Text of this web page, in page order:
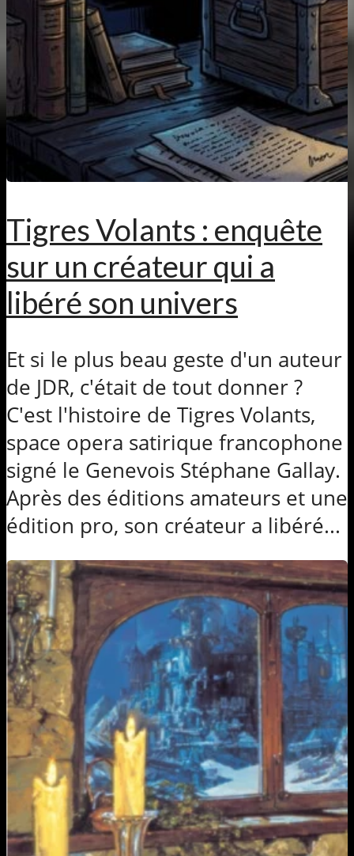
Tigres Volants : enquête
sur un créateur qui a
libéré son univers
Et si le plus beau geste d'un auteur
de JDR, c'était de tout donner ?
C'est l'histoire de Tigres Volants,
space opera satirique francophone
signé le Genevois Stéphane Gallay.
Après des éditions amateurs et une
édition pro, son créateur a libéré...